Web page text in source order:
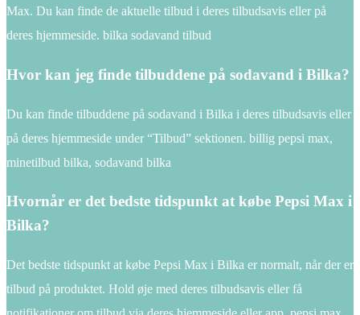
Max. Du kan finde de aktuelle tilbud i deres tilbudsavis eller på
deres hjemmeside. bilka sodavand tilbud
Hvor kan jeg finde tilbuddene på sodavand i Bilka?
Du kan finde tilbuddene på sodavand i Bilka i deres tilbudsavis eller
på deres hjemmeside under “Tilbud” sektionen. billig pepsi max,
minetilbud bilka, sodavand bilka
Hvornår er det bedste tidspunkt at købe Pepsi Max i
Bilka?
Det bedste tidspunkt at købe Pepsi Max i Bilka er normalt, når der er
tilbud på produktet. Hold øje med deres tilbudsavis eller få